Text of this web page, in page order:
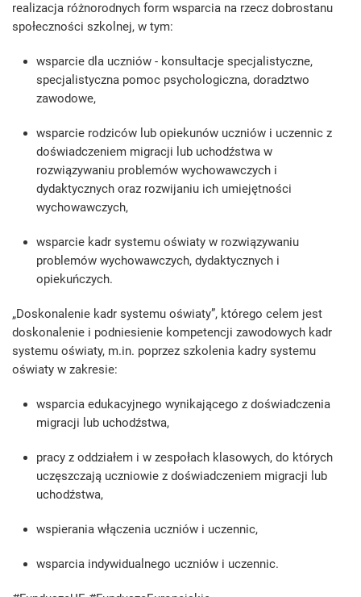
realizacja różnorodnych form wsparcia na rzecz dobrostanu
społeczności szkolnej, w tym:
wsparcie dla uczniów - konsultacje specjalistyczne,
specjalistyczna pomoc psychologiczna, doradztwo
zawodowe,
wsparcie rodziców lub opiekunów uczniów i uczennic z
doświadczeniem migracji lub uchodźstwa w
rozwiązywaniu problemów wychowawczych i
dydaktycznych oraz rozwijaniu ich umiejętności
wychowawczych,
wsparcie kadr systemu oświaty w rozwiązywaniu
problemów wychowawczych, dydaktycznych i
opiekuńczych.
„Doskonalenie kadr systemu oświaty”, którego celem jest
doskonalenie i podniesienie kompetencji zawodowych kadr
systemu oświaty, m.in. poprzez szkolenia kadry systemu
oświaty w zakresie:
wsparcia edukacyjnego wynikającego z doświadczenia
migracji lub uchodźstwa,
pracy z oddziałem i w zespołach klasowych, do których
uczęszczają uczniowie z doświadczeniem migracji lub
uchodźstwa,
wspierania włączenia uczniów i uczennic,
wsparcia indywidualnego uczniów i uczennic.